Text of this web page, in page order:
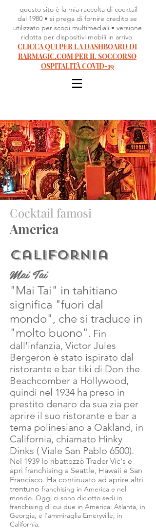
questo sito è la mia raccolta di cocktail
dal 1980 • si prega di fornire credito se
utilizzato per scopi multimediali • versione
ridotta per dispositivi mobili in arrivo
CLICCA QUI PER LA DASHBOARD DI
BARMAGIC.COM PER IL SOCCORSO
OSPITALITÀ COVID-19
Cocktail famosi
America
California
Mai Tai
"Mai Tai" in tahitiano
significa "fuori dal
mondo", che si traduce in
"molto buono". Fin
dall'infanzia, Victor Jules
Bergeron è stato ispirato dal
ristorante e bar tiki di Don the
Beachcomber a Hollywood,
quindi nel 1934 ha preso in
prestito denaro da sua zia per
aprire il suo ristorante e bar a
tema polinesiano a Oakland, in
California, chiamato Hinky
Dinks ( Viale San Pablo 6500).
Nel 1939 lo ribattezzò Trader Vic's e
aprì franchising a Seattle, Hawaii e San
Francisco. Ha continuato ad aprire altri
trentuno franchising in America e nel
mondo. Oggi ci sono diciotto sedi in
franchising di cui due in America: Atlanta, in
Georgia, e l'ammiraglia Emeryville, in
California.